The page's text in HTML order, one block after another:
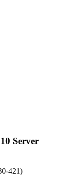
Server
421)